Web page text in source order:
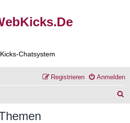
Chatsystem
Anmelden
Registrieren